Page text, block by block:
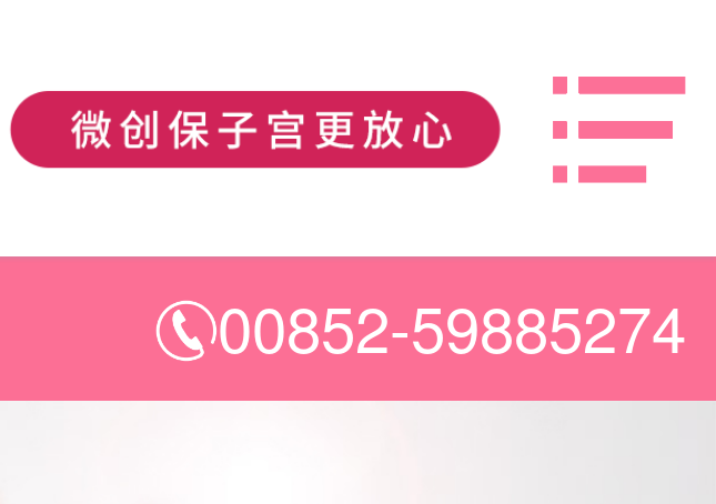
00852-59885274